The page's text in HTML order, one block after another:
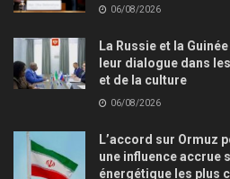
06/08/2026
La Russie et la
leur dialogue dans
et de la culture
06/08/2026
L’accord sur Ormuz
une influence accrue
énergétique les plus